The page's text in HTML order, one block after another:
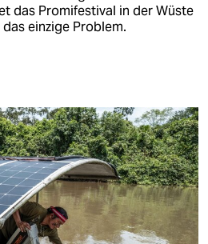
das Promifestival in der Wüste
einzige Problem.